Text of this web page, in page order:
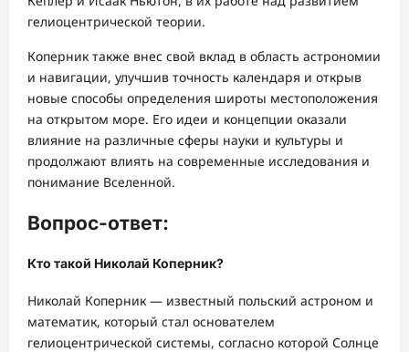
гелиоцентрической теории.
Коперник также внес свой вклад в область астрономии
и навигации, улучшив точность календаря и открыв
новые способы определения широты местоположения
на открытом море. Его идеи и концепции оказали
влияние на различные сферы науки и культуры и
продолжают влиять на современные исследования и
понимание Вселенной.
Вопрос-ответ:
Кто такой Николай Коперник?
Николай Коперник — известный польский астроном и
математик, который стал основателем
гелиоцентрической системы, согласно которой Солнце